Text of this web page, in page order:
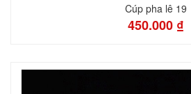
Cúp pha lê 19
450.000 ₫